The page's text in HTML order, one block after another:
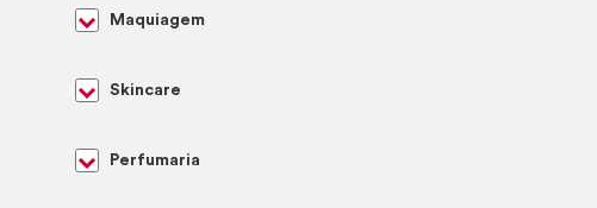
Maquiagem
Skincare
Perfumaria